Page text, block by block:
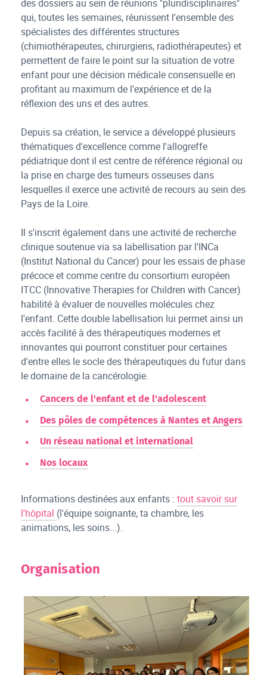
des dossiers au sein de réunions "pluridisciplinaires"
qui, toutes les semaines, réunissent l'ensemble des
spécialistes des différentes structures
(chimiothérapeutes, chirurgiens, radiothérapeutes) et
permettent de faire le point sur la situation de votre
enfant pour une décision médicale consensuelle en
profitant au maximum de l'expérience et de la
réflexion des uns et des autres.
Depuis sa création, le service a développé plusieurs
thématiques d'excellence comme l'allogreffe
pédiatrique dont il est centre de référence régional ou
la prise en charge des tumeurs osseuses dans
lesquelles il exerce une activité de recours au sein des
Pays de la Loire.
Il s'inscrit également dans une activité de recherche
clinique soutenue via sa labellisation par l'INCa
(Institut National du Cancer) pour les essais de phase
précoce et comme centre du consortium européen
ITCC (Innovative Therapies for Children with Cancer)
habilité à évaluer de nouvelles molécules chez
l'enfant. Cette double labellisation lui permet ainsi un
accès facilité à des thérapeutiques modernes et
innovantes qui pourront constituer pour certaines
d'entre elles le socle des thérapeutiques du futur dans
le domaine de la cancérologie.
Cancers de l'enfant et de l'adolescent
Des pôles de compétences à Nantes et Angers
Un réseau national et international
Nos locaux
Informations destinées aux enfants :tout savoir sur
l'hôpital (l'équipe soignante, ta chambre, les
animations, les soins...).
Organisation